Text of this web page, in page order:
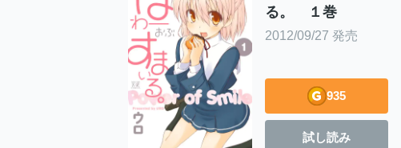
る。 １巻
2012/09/27 発売
935
試し読み